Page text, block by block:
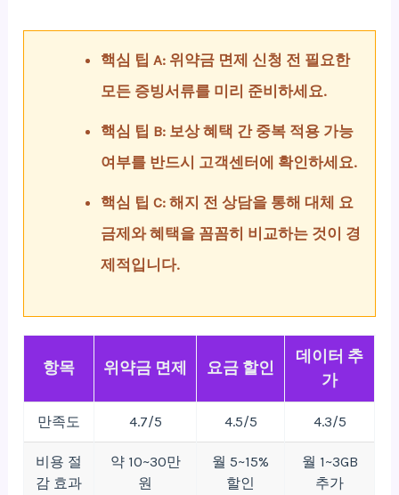
핵심 팁 A: 위약금 면제 신청 전 필요한
모든 증빙서류를 미리 준비하세요.
핵심 팁 B: 보상 혜택 간 중복 적용 가능
여부를 반드시 고객센터에 확인하세요.
핵심 팁 C: 해지 전 상담을 통해 대체 요
금제와 혜택을 꼼꼼히 비교하는 것이 경
제적입니다.
항목 위약금 면제 요금 할인
데이터 추
가
만족도 4.7/5 4.5/5 4.3/5
비용 절
감 효과
약 10~30만
원
월 5~15%
할인
월 1~3GB
추가